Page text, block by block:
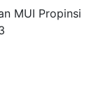
MUI Propinsi